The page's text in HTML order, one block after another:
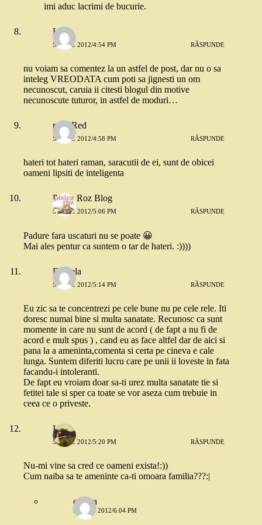
imi aduc lacrimi de bucurie.
Luiza
5 IULIE 2012/4:54 PM RĂSPUNDE
nu voiam sa comentez la un astfel de post, dar nu o sa
inteleg VREODATA cum poti sa jignesti un om
necunoscut, caruia ii citesti blogul din motive
necunoscute tuturor, in astfel de moduri…
miss Red
5 IULIE 2012/4:58 PM RĂSPUNDE
hateri tot hateri raman, saracutii de ei, sunt de obicei
oameni lipsiti de inteligenta
Pisica Roz Blog
5 IULIE 2012/5:06 PM RĂSPUNDE
Padure fara uscaturi nu se poate 😀
Mai ales pentur ca suntem o tar de hateri. :))))
Daniela
5 IULIE 2012/5:14 PM RĂSPUNDE
Eu zic sa te concentrezi pe cele bune nu pe cele rele. Iti
doresc numai bine si multa sanatate. Recunosc ca sunt
momente in care nu sunt de acord ( de fapt a nu fi de
acord e mult spus ) , cand eu as face altfel dar de aici si
pana la a ameninta,comenta si certa pe cineva e cale
lunga. Suntem diferiti lucru care pe unii ii loveste in fata
facandu-i intoleranti.
De fapt eu vroiam doar sa-ti urez multa sanatate tie si
fetitei tale si sper ca toate se vor aseza cum trebuie in
ceea ce o priveste.
Iza
5 IULIE 2012/5:20 PM RĂSPUNDE
Nu-mi vine sa cred ce oameni exista!:))
Cum naiba sa te ameninte ca-ti omoara familia???:|
cineva
5 IULIE 2012/6:04 PM